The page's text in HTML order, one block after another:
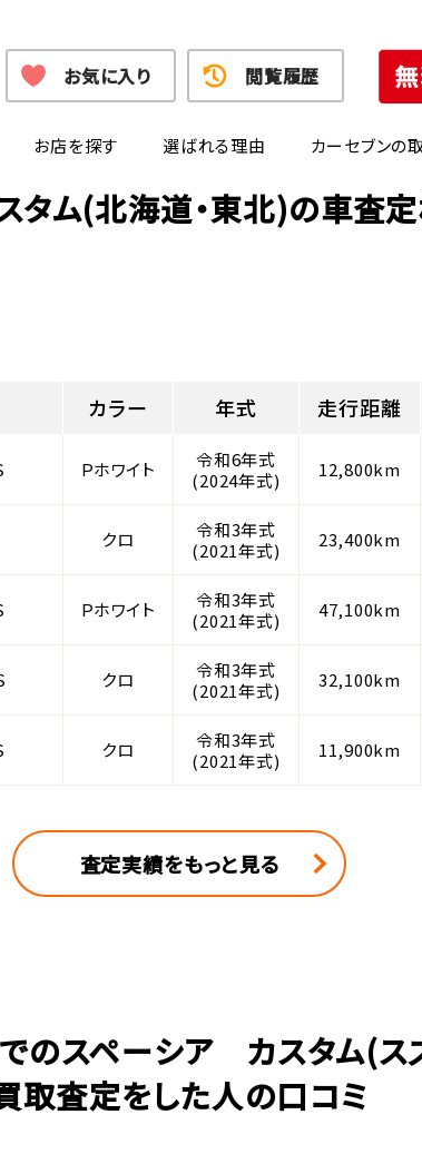
お店を探す 選ばれる理由 カーセブンの
お気に入り 閲覧履歴
ム(北海道・東北)の車査
カラー 年式 走行距離
Ｐホワイト
令和6年式
(2024年式)
12,800km
クロ
令和3年式
(2021年式)
23,400km
Ｐホワイト
令和3年式
(2021年式)
47,100km
クロ
令和3年式
(2021年式)
32,100km
クロ
令和3年式
(2021年式)
11,900km
査定実績をもっと見る
のスペーシア カスタム(ス
取査定をした人の口コミ